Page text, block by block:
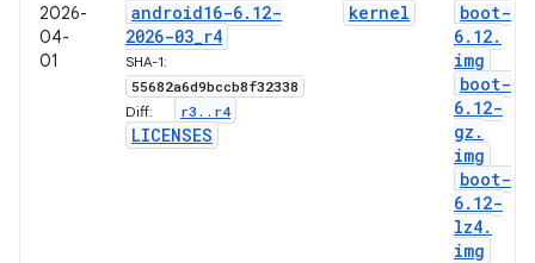
2026-
04-
01
android16-6. 12-
2026-03_r4
SHA-1:
55682a6d9bccb8f32338
Diff: r3 . . r4
LICENSES
kernel
boot-
6. 12.
img
boot-
6. 12-
gz .
img
boot-
6. 12-
lz4.
img